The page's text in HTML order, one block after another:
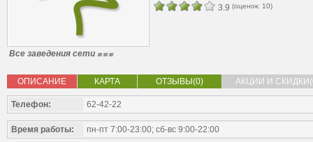
3.9 (оценок: 10)
Все заведения сети
ОПИСАНИЕ КАРТА ОТЗЫВЫ(0) АКЦИИ И
Телефон: 62-42-22
Время работы: пн-пт 7:00-23:00; сб-вс 9:00-22:00